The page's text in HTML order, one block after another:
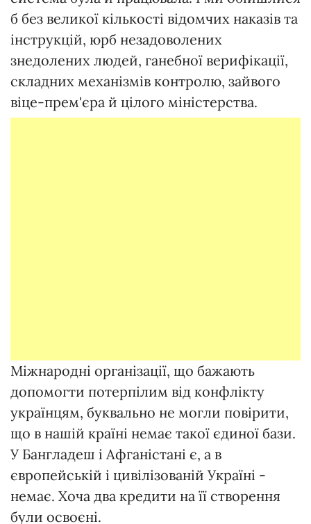
б без великої кількості відомчих наказів та
інструкцій, юрб незадоволених
знедолених людей, ганебної верифікації,
складних механізмів контролю, зайвого
віце-прем'єра й цілого міністерства.
Міжнародні організації, що бажають
допомогти потерпілим від конфлікту
українцям, буквально не могли повірити,
що в нашій країні немає такої єдиної бази.
У Бангладеш і Афганістані є, а в
європейській і цивілізованій Україні -
немає. Хоча два кредити на її створення
були освоєні.